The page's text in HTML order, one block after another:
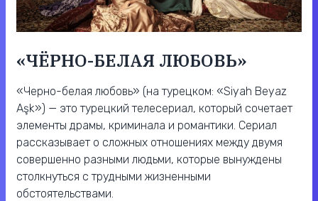
«ЧЁРНО-БЕЛАЯ ЛЮБОВЬ»
«Черно-белая любовь» (на турецком: «Siyah Beyaz
Aşk») — это турецкий телесериал, который сочетает
элементы драмы, криминала и романтики. Сериал
рассказывает о сложных отношениях между двумя
совершенно разными людьми, которые вынуждены
столкнуться с трудными жизненными
обстоятельствами.